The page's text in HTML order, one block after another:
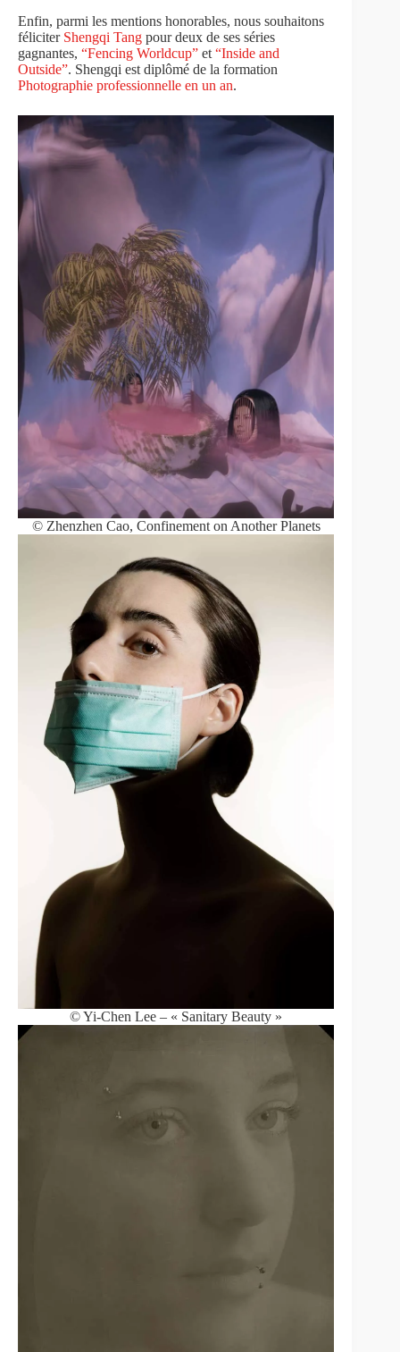
Enfin, parmi les mentions honorables, nous souhaitons
féliciter Shengqi Tang pour deux de ses séries
gagnantes, “Fencing Worldcup” et “Inside and
Outside”. Shengqi est diplômé de la formation
Photographie professionnelle en un an.
© Zhenzhen Cao, Confinement on Another Planets
© Yi-Chen Lee – « Sanitary Beauty »